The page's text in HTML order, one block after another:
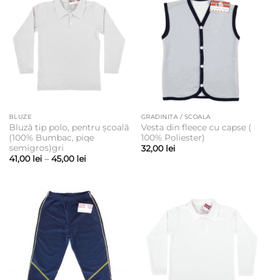
36,00 lei
BLUZE
Bluză tip polo, pentru școală
(100% Bumbac, piqe
semigros)gri
41,00 lei – 45,00 leiInterval
până
la
45,00 lei
GRADINITA / SCOALA
Vesta din fleece cu capse (
100% Poliester)
32,00 lei